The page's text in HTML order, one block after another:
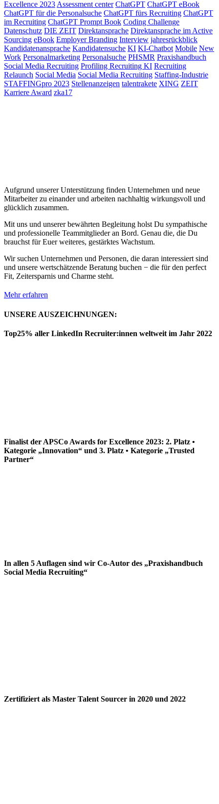
Excellence 2023 Assessment center ChatGPT ChatGPT eBook
ChatGPT für die Personalsuche ChatGPT fürs Recruiting ChatGPT
im Recruiting ChatGPT Prompt Book Coding Challenge
Datenschutz DIE ZEIT Direktansprache Direktansprache im Active
Sourcing eBook Employer Branding Interview jahresrückblick
Kandidatenansprache Kandidatensuche KI KI-Chatbot Mobile New
Work Personalmarketing Personalsuche PHSMR Praxishandbuch
Social Media Recruiting Profiling Recruiting KI Recruiting
Relaunch Social Media Social Media Recruiting Staffing-Industrie
STAFFINGpro 2023 Stellenanzeigen talentrakete XING ZEIT
Karriere Award zka17
Aufgrund unserer Unterstützung finden Unternehmen und neue
Mitarbeiter zu einander und arbeiten nachhaltig wirkungsvoll und
glücklich zusammen.
Mit uns und unserer bewährten Begleitung holst Du sympathische
und professionelle Teammitglieder an Bord. Genau die, die Du
brauchst für Euer weiteres, gestärktes Wachstum.
Wir suchen Unternehmen und Personen, die daran interessiert sind
und unsere wertschätzende Beratung buchen − die für den perfect
Fit, Zeitersparnis und Charme steht.
Mehr erfahren
UNSERE AUSZEICHNUNGEN:
Top25% aller LinkedIn Recruiter:innen weltweit im Jahr 2022
Finalist der APSCo Awards for Excellence 2023: 2. Platz •
Kategorie „Innovation“ und 3. Platz • Kategorie „Trusted
Partner“
In allen 5 Auflagen sind wir Co-Autor des „Praxishandbuch
Social Media Recruiting“
Zertifiziert als Master Talent Sourcer in 2020 und 2022